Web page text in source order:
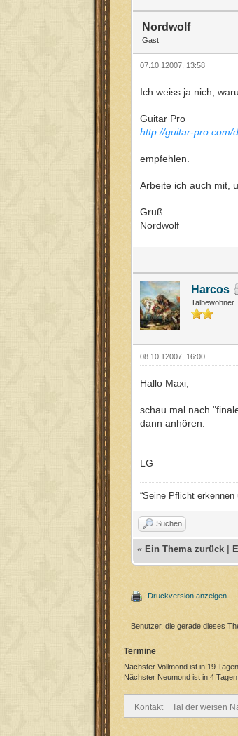
Nordwolf
Gast
07.10.12007, 13:58
Ich weiss ja nich,
Guitar Pro
http://guitar-pro.com/
empfehlen.
Arbeite ich auch mit,
Gruß
Nordwolf
Harcos
Talbewohner
08.10.12007, 16:00
Hallo Maxi,
schau mal nach
dann anhören.
LG
“Seine Pflicht
Suchen
« Ein Thema zurück
Druckversion anzeigen
Benutzer, die gerade dieses
Termine
Nächster Vollmond ist in 19
Nächster Neumond ist in 4
Kontakt Tal der weisen